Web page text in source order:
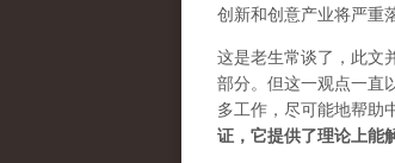
创新和创意产业将严重
这是老生常谈了，此文
部分。但这一观点一直
多工作，尽可能地帮助
证，它提供了理论上能